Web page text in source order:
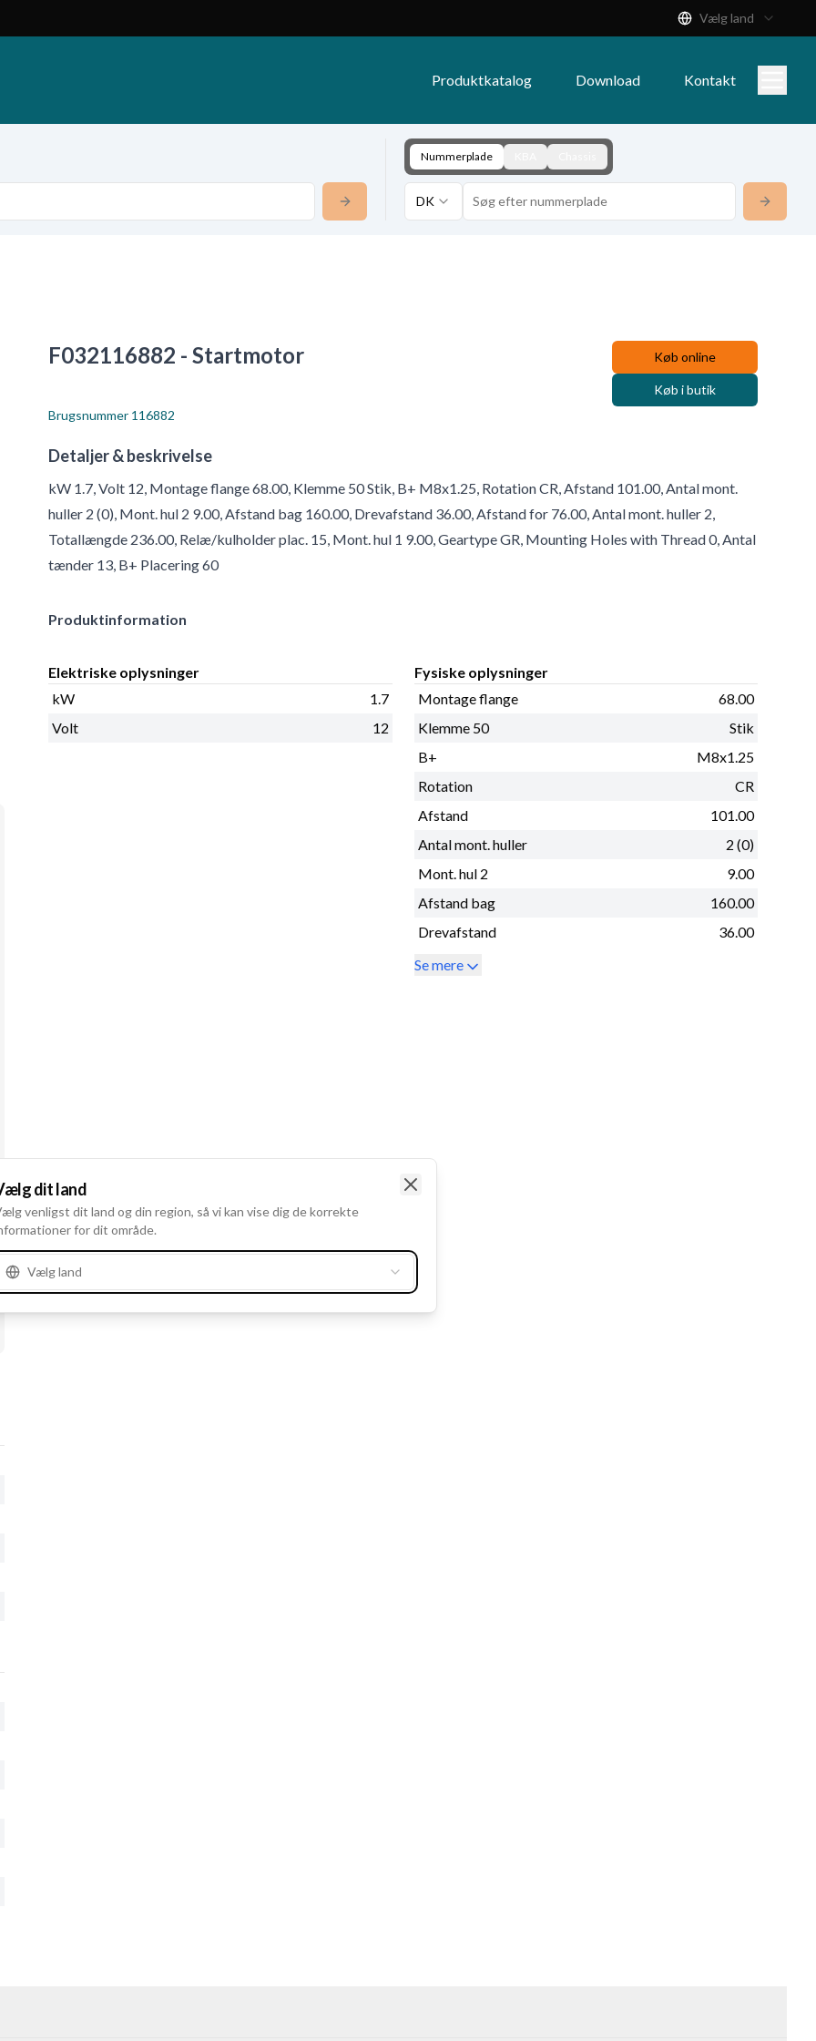
Vælg land
Produktkatalog Download Kontakt
Nummerplade
DK
F032116882 - Startmotor Køb online
Køb i butik
Brugsnummer 116882
Detaljer & beskrivelse
kW 1.7, Volt 12, Montage flange 68.00, Klemme 50 Stik, B+ M8x1.25, Rotation CR, Afstand 101.00, Antal mont.
huller 2 (0), Mont. hul 2 9.00, Afstand bag 160.00, Drevafstand 36.00, Afstand for 76.00, Antal mont. huller 2,
Totallængde 236.00, Relæ/kulholder plac. 15, Mont. hul 1 9.00, Geartype GR, Mounting Holes with Thread 0, Antal
tænder 13, B+ Placering 60
Produktinformation
Elektriske oplysninger
kW
1.7
Volt
12
Fysiske oplysninger
Montage flange
68.00
Klemme 50
Stik
B+
M8x1.25
Rotation
CR
Afstand
101.00
Antal mont. huller
2 (0)
Mont. hul 2
9.00
Afstand bag
160.00
Drevafstand
36.00
Se mere
dit land
venligst dit land og din region, så vi kan vise dig de korrekte
for dit område.
Vælg land